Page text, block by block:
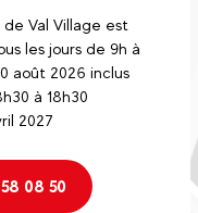
Val Village est
les jours de 9h à
août 2026 inclus
à 18h30
2027
08 50